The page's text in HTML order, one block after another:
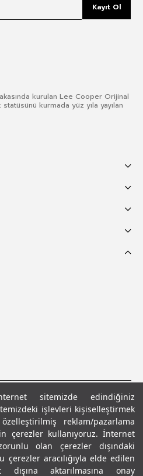
sitemizde edindiğiniz
işlevleri kişiselleştirmek
reklam/pazarlama
çerezler kullanıyoruz. İnternet
olan çerezler dışındaki
çerezler aracılığıyla elde edilen
aktarılmasına onay
Kayıt Ol
kurulan Lee Cooper Orijinal
kurmada yüz yıla yayılan
Aydınlatma MetniŞartlar ve Koşullar
- Tüm Hakları Saklıdır.